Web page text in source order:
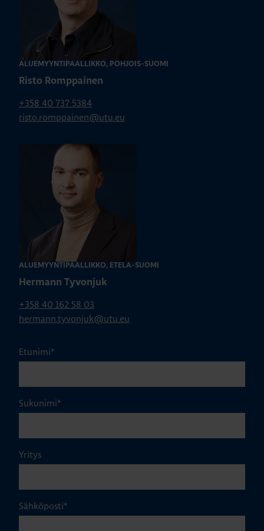
ALUEMYYNTIPÄÄLLIKKÖ, POHJOIS-SUOMI
Risto Romppainen
+358 40 737 5384
risto.romppainen@utu.eu
ALUEMYYNTIPÄÄLLIKKÖ, ETELÄ-SUOMI
Hermann Tyvonjuk
+358 40 162 58 03
hermann.tyvonjuk@utu.eu
Etunimi*
Sukunimi*
Yritys
Sähköposti*